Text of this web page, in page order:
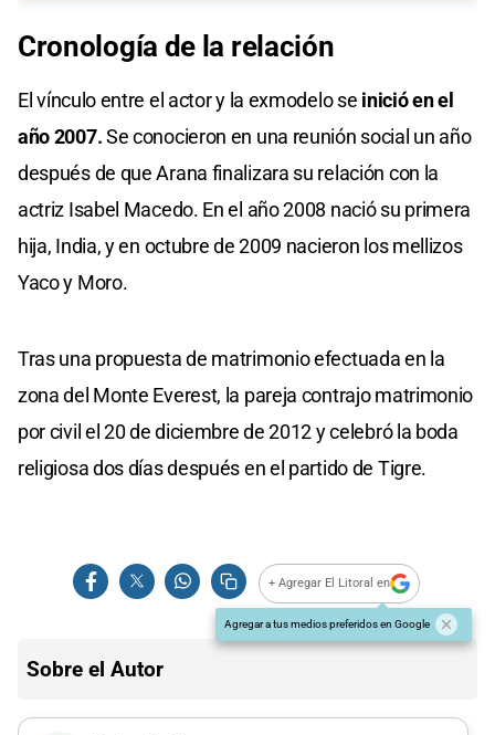
Cronología de la relación
El vínculo entre el actor y la exmodelo se inició en el
año 2007.Se conocieron en una reunión social un año
después de que Arana finalizara su relación con la
actriz Isabel Macedo. En el año 2008 nació su primera
hija, India, y en octubre de 2009 nacieron los mellizos
Yaco y Moro.
Tras una propuesta de matrimonio efectuada en la
zona del Monte Everest, la pareja contrajo matrimonio
por civil el 20 de diciembre de 2012 y celebró la boda
religiosa dos días después en el partido de Tigre.
+ Agregar El Litoral en
Agregar a tus medios preferidos en Google
Sobre el Autor